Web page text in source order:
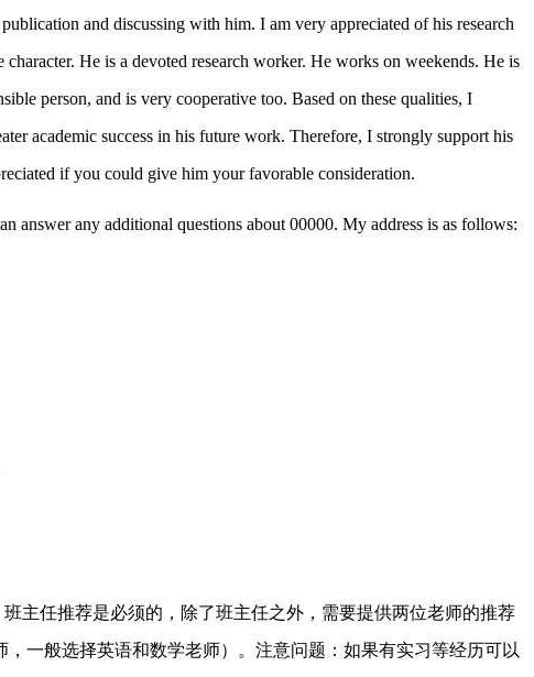
and discussing with him. I am very appreciated of his research
He is a devoted research worker. He works on weekends. He is
person, and is very cooperative too. Based on these qualities, I
academic success in his future work. Therefore, I strongly support his
if you could give him your favorable consideration.
answer any additional questions about 00000. My address is as follows:
主任推荐是必须的，除了班主任之外，需要提供两位老师的推荐
，一般选择英语和数学老师）。注意问题：如果有实习等经历可以